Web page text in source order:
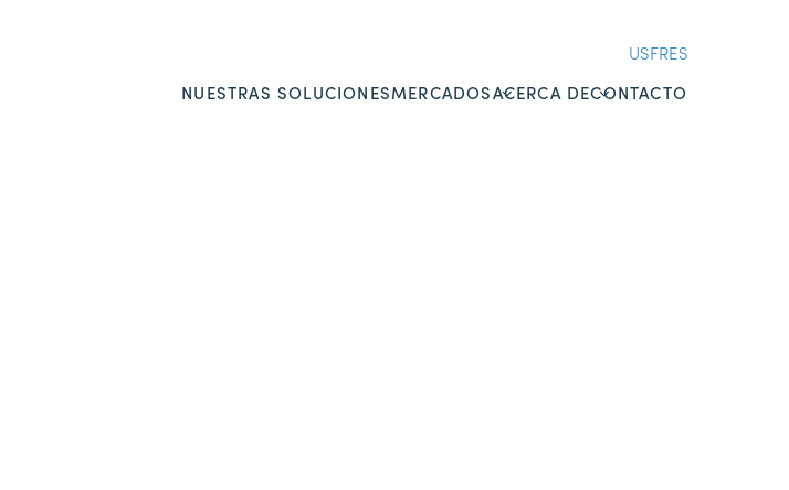
USFRES
NUESTRAS SOLUCIONESMERCADOSACERCA DECONTACTO